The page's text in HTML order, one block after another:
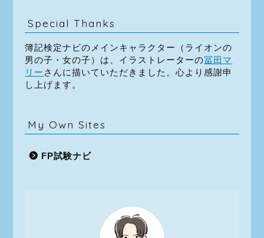
Special Thanks
簿記検定ナビのメインキャラクター（ライオンの
男の子・女の子）は、イラストレーターの冨田マ
リー さんに描いていただきました。心より感謝申
し上げます。
My Own Sites
FP試験ナビ